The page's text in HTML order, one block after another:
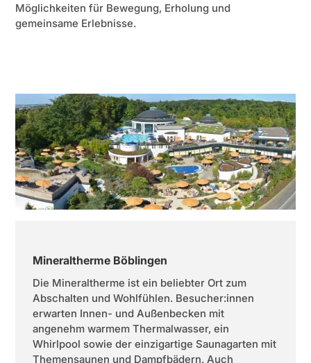
Möglichkeiten für Bewegung, Erholung und
gemeinsame Erlebnisse.
Mineraltherme Böblingen
Die Mineraltherme ist ein beliebter Ort zum
Abschalten und Wohlfühlen. Besucher:innen
erwarten Innen- und Außenbecken mit
angenehm warmem Thermalwasser, ein
Whirlpool sowie der einzigartige Saunagarten mit
Themensaunen und Dampfbädern. Auch